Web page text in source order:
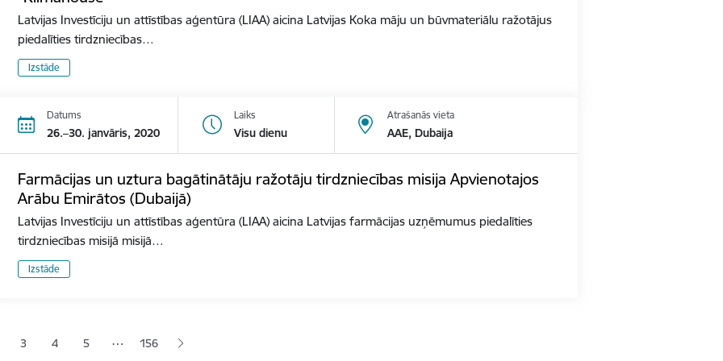
Latvijas Investīciju un attīstības aģentūra (LIAA) aicina Latvijas Koka māju un būvmateriālu ražotājus
piedalīties tirdzniecības…
Izstāde
Datums
26.–30. janvāris, 2020
Laiks
Visu dienu
Atrašanās vieta
AAE, Dubaija
Farmācijas un uztura bagātinātāju ražotāju tirdzniecības misija Apvienotajos
Arābu Emirātos (Dubaijā)
Latvijas Investīciju un attīstības aģentūra (LIAA) aicina Latvijas farmācijas uzņēmumus piedalīties
tirdzniecības misijā misijā…
Izstāde
lapaLapa
3 Lapa
4 Lapa
5 … 156